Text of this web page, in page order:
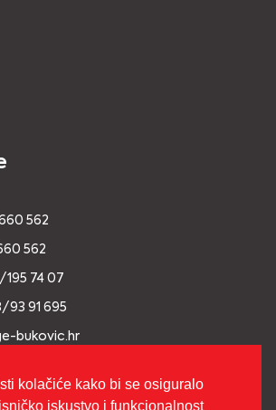
562
562
195 74 07
93 91 695
bukovic.hr
kolačiće kako bi se osiguralo
iskustvo i funkcionalnost